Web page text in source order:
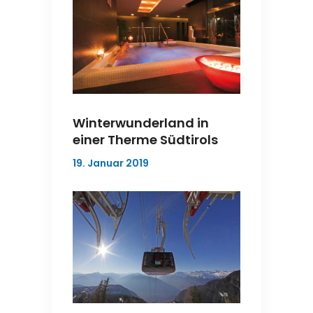
Winterwunderland in
einer Therme Südtirols
19. Januar 2019